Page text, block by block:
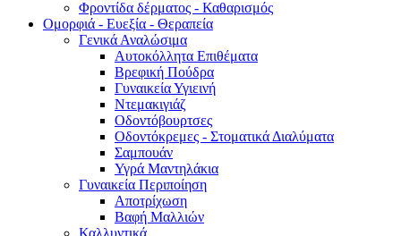
Φροντίδα δέρματος - Καθαρισμός
Ομορφιά - Ευεξία - Θεραπεία
Γενικά Αναλώσιμα
Αυτοκόλλητα Επιθέματα
Βρεφική Πούδρα
Γυναικεία Υγιεινή
Ντεμακιγιάζ
Οδοντόβουρτσες
Οδοντόκρεμες - Στοματικά Διαλύματα
Σαμπουάν
Υγρά Μαντηλάκια
Γυναικεία Περιποίηση
Αποτρίχωση
Βαφή Μαλλιών
Καλλυντικά